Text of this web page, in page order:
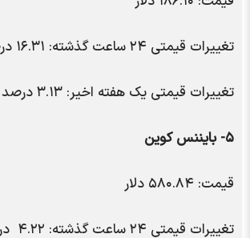
تغییرات قیمتی ۲۴ ساعت گذشته: ۱۶.۳۱ درصد افزایش
تغییرات قیمتی یک هفته اخیر: ۳.۱۳ درصد افزایش
۵- بایننس کوین
قیمت: ۵۸۰.۸۴ دلار
تغییرات قیمتی ۲۴ ساعت گذشته: ۴.۲۲ درصد افزایش